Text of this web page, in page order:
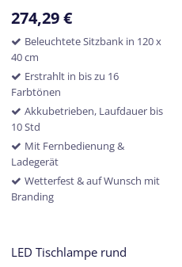
274,29€
Beleuchtete Sitzbank in 120 x
40 cm
Erstrahlt in bis zu 16
Farbtönen
Akkubetrieben, Laufdauer bis
10 Std
Mit Fernbedienung &
Ladegerät
Wetterfest & auf Wunsch mit
Branding
LED Tischlampe rund